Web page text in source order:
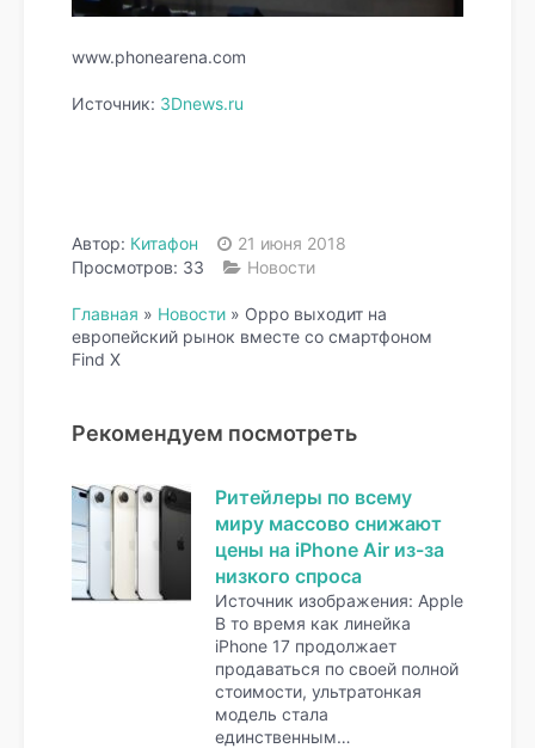
www.phonearena.com
Источник: 3Dnews.ru
Автор: Китафон
21 июня 2018
Просмотров: 33
Новости
Главная » Новости » Oppo выходит на
европейский рынок вместе со смартфоном
Find X
Рекомендуем посмотреть
Ритейлеры по всему
миру массово снижают
цены на iPhone Air из-за
низкого спроса
Источник изображения: Apple
В то время как линейка
iPhone 17 продолжает
продаваться по своей полной
стоимости, ультратонкая
модель стала
единственным…